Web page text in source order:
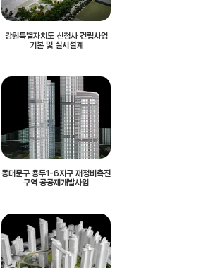
강원특별자치도 신청사 건립사업
기본 및 실시설계
동대문구 용두1-6지구 재정비촉진
구역 공공재개발사업